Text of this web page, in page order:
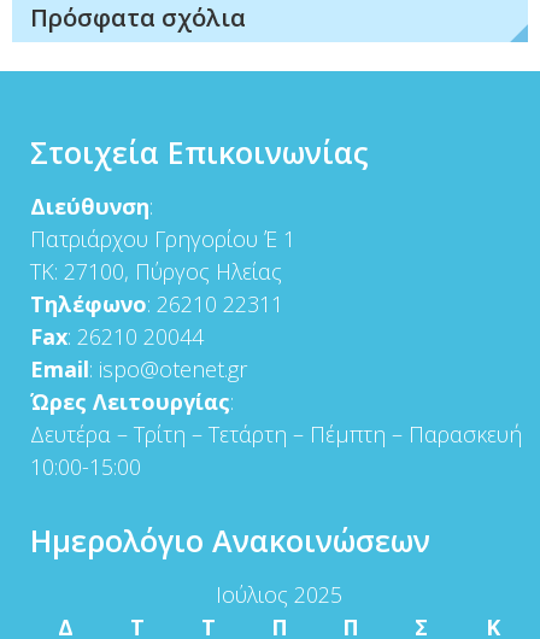
Πρόσφατα σχόλια
Στοιχεία Επικοινωνίας
Διεύθυνση:
Πατριάρχου Γρηγορίου Έ 1
ΤΚ: 27100, Πύργος Ηλείας
Τηλέφωνο: 26210 22311
Fax: 26210 20044
Email: ispo@otenet.gr
Ώρες Λειτουργίας:
Δευτέρα – Τρίτη – Τετάρτη – Πέμπτη – Παρασκευή
10:00-15:00
Ημερολόγιο Ανακοινώσεων
Ιούλιος 2025
Δ
Τ Τ Π Π Σ Κ